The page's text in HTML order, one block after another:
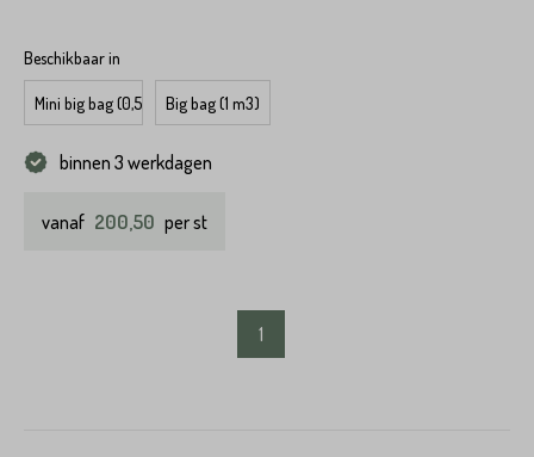
Beschikbaar in
Mini big bag (0,5 m3)Big bag (1 m3)
binnen 3 werkdagen
vanaf 200,50 per st
1